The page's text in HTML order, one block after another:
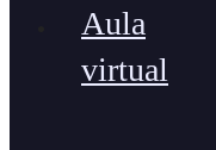
Aula
virtual